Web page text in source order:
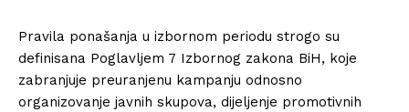
Pravila ponašanja u izbornom periodu strogo su
definisana Poglavljem 7 Izbornog zakona BiH, koje
zabranjuje preuranjenu kampanju odnosno
organizovanje javnih skupova, dijeljenje promotivnih